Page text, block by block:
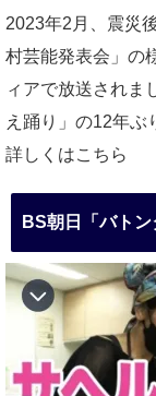
2023年2月、震災
村芸能発表会」の
ィアで放送されま
え踊り」の12年
詳しくはこちら
BS朝日「バト